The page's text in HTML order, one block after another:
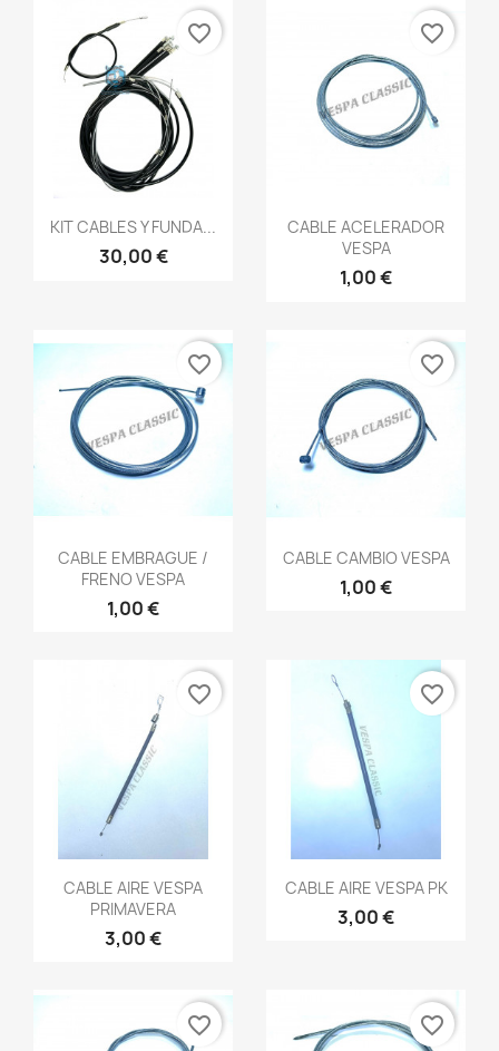
Vista rápida
KIT CABLES Y FUNDA...
30,00 €
favorite_border
 Vista rápida
CABLE ACELERADOR
VESPA
1,00 €
favorite_border
 Vista rápida
CABLE EMBRAGUE /
FRENO VESPA
1,00 €
favorite_border
Vista rápida
CABLE CAMBIO VESPA
1,00 €
favorite_border
Vista rápida
CABLE AIRE VESPA
PRIMAVERA
3,00 €
favorite_border
Vista rápida
CABLE AIRE VESPA PK
3,00 €
favorite_border
favorite_border favorite_border